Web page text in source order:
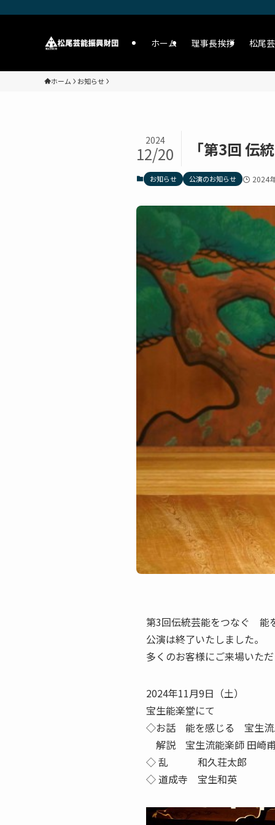
ホーム 理事長挨拶 松尾
ホーム お知らせ
「第3回
2024
12/20
お知らせ 公演のお知らせ 2024
第3回伝統芸能をつなぐ 能
公演は終了いたしました。
多くのお客様にご来場いた
2024年11月9日（土）
宝生能楽堂にて
◇お話 能を感じる 宝生流
解説 宝生流能楽師 田崎
◇ 乱 和久荘太郎
◇ 道成寺 宝生和英